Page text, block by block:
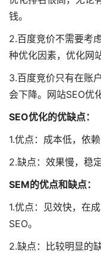
钱。
2.百度竞价不需要考
种优化因素，优化网
3.百度竞价只有在账
会下降。网站SEO优
SEO优化的优缺点：
1.优点：成本低，依
2.缺点：效果慢，稳
SEM的优点和缺点：
1.优点：见效快，在
SEO。
2.缺点：比较明显的